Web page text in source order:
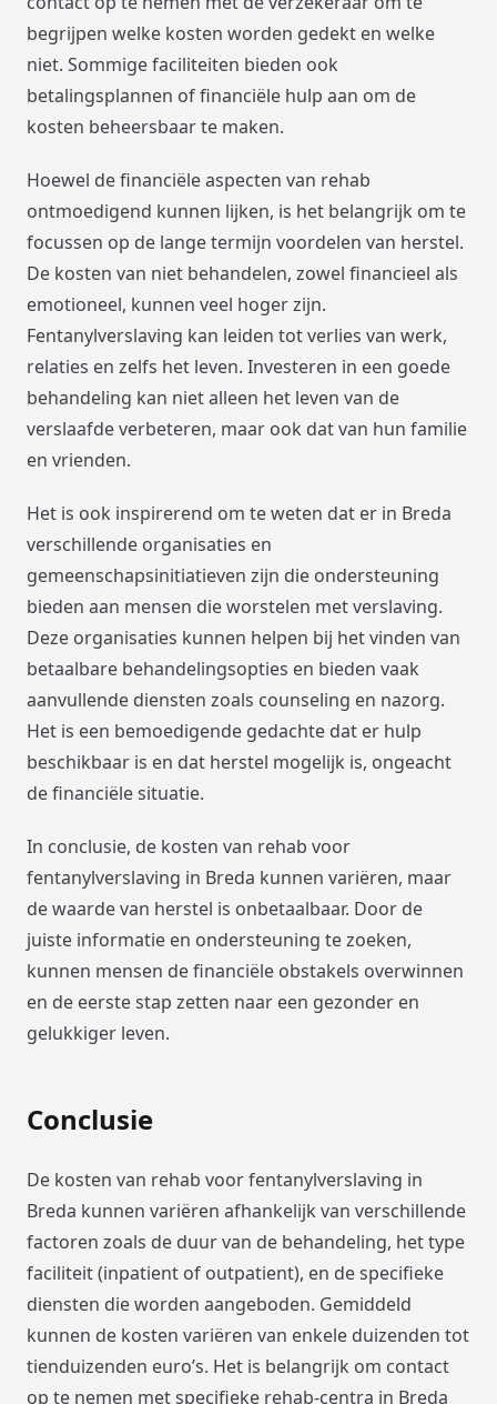
begrijpen welke kosten worden gedekt en welke
niet. Sommige faciliteiten bieden ook
betalingsplannen of financiële hulp aan om de
kosten beheersbaar te maken.
Hoewel de financiële aspecten van rehab
ontmoedigend kunnen lijken, is het belangrijk om te
focussen op de lange termijn voordelen van herstel.
De kosten van niet behandelen, zowel financieel als
emotioneel, kunnen veel hoger zijn.
Fentanylverslaving kan leiden tot verlies van werk,
relaties en zelfs het leven. Investeren in een goede
behandeling kan niet alleen het leven van de
verslaafde verbeteren, maar ook dat van hun familie
en vrienden.
Het is ook inspirerend om te weten dat er in Breda
verschillende organisaties en
gemeenschapsinitiatieven zijn die ondersteuning
bieden aan mensen die worstelen met verslaving.
Deze organisaties kunnen helpen bij het vinden van
betaalbare behandelingsopties en bieden vaak
aanvullende diensten zoals counseling en nazorg.
Het is een bemoedigende gedachte dat er hulp
beschikbaar is en dat herstel mogelijk is, ongeacht
de financiële situatie.
In conclusie, de kosten van rehab voor
fentanylverslaving in Breda kunnen variëren, maar
de waarde van herstel is onbetaalbaar. Door de
juiste informatie en ondersteuning te zoeken,
kunnen mensen de financiële obstakels overwinnen
en de eerste stap zetten naar een gezonder en
gelukkiger leven.
Conclusie
De kosten van rehab voor fentanylverslaving in
Breda kunnen variëren afhankelijk van verschillende
factoren zoals de duur van de behandeling, het type
faciliteit (inpatient of outpatient), en de specifieke
diensten die worden aangeboden. Gemiddeld
kunnen de kosten variëren van enkele duizenden tot
tienduizenden euro’s. Het is belangrijk om contact
op te nemen met specifieke rehab-centra in Breda